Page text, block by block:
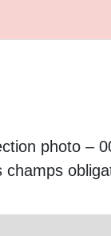
photo –
champs